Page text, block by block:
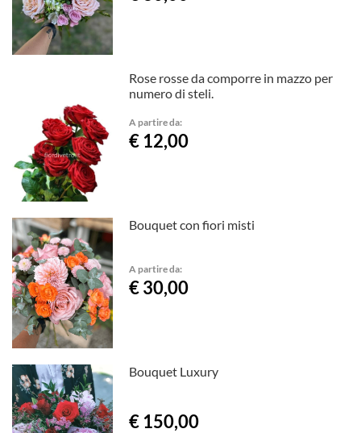
Rose rosse da comporre in mazzo per
numero di steli.
A partire da:
€ 12,00
Bouquet con fiori misti
A partire da:
€ 30,00
Bouquet Luxury
€ 150,00